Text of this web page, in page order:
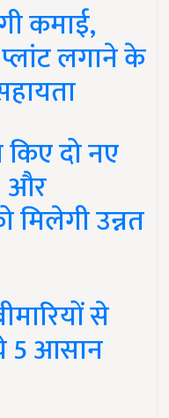
कमाई,
लगाने के
दो नए
और
मिलेगी उन्नत
से
5 आसान